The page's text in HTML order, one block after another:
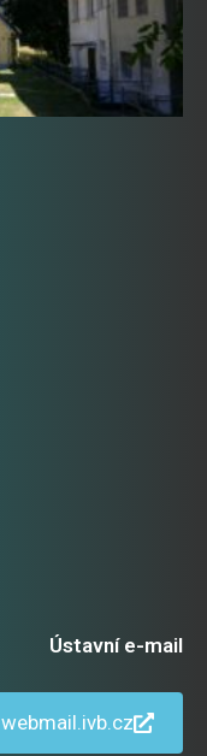
Ústavní e-mail
webmail.ivb.cz